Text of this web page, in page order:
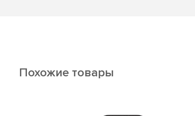
Похожие товары